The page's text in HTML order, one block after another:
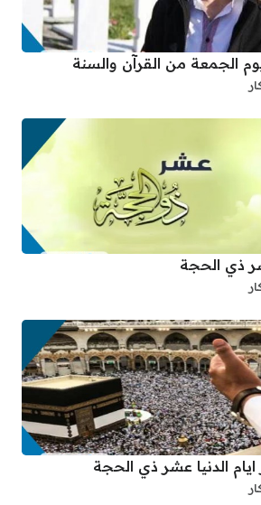
الجمعة من القرآن والسنة
ذي الحجة
ايام الدنيا عشر ذي الحجة